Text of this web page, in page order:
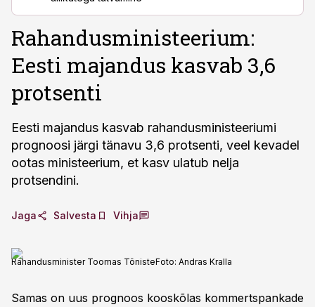
Rahandusministeerium:
Eesti majandus kasvab 3,6
protsenti
Eesti majandus kasvab rahandusministeeriumi
prognoosi järgi tänavu 3,6 protsenti, veel kevadel
ootas ministeerium, et kasv ulatub nelja
protsendini.
Jaga Salvesta Vihja
Rahandusminister Toomas TõnisteFoto: Andras Kralla
Samas on uus prognoos kooskõlas kommertspankade